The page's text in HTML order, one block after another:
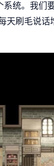
统。我们
天刷毛说